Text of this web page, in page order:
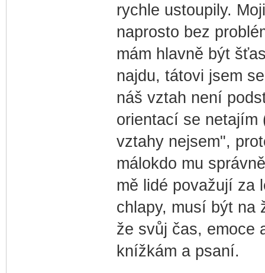
rychle ustoupily.
naprosto bez
mám hlavně být
najdu, tátovi jsem
náš vztah není
orientací se netajím
vztahy nejsem",
málokdo mu
mě lidé považují za
chlapy, musí být na
že svůj čas, emoce
knížkám a psaní.